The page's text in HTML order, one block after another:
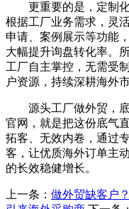
更重要的是，定制
根据工厂业务需求，灵
申请、案例展示等功能
大幅提升询盘转化率。
工厂自主掌控，无需受
户资源，持续深耕海外市
源头工厂做外贸，
官网，就是把这份底气
拓客、无效内卷，通过
客，让优质海外订单主
的长效稳健增长。
上一条： 做外贸缺客户